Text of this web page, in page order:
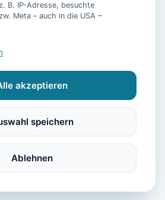
Kaffeemaschine
Backofen Toaster Föhn
Bettwäsche
B. IP-Adresse, besuchte
Meta – auch in die USA –
akzeptieren
speichern
Ablehnen